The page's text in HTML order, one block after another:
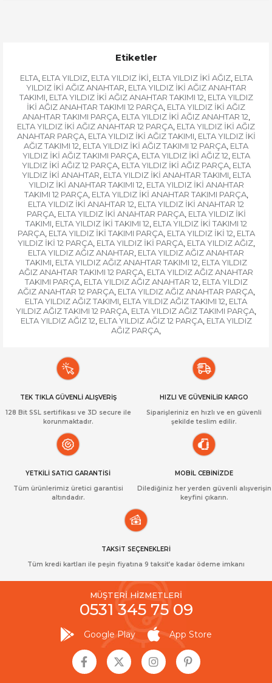
Etiketler
ELTA, ELTA YILDIZ, ELTA YILDIZ İKİ ELTA YILDIZ İKİ AĞIZ, ELTA
YILDIZ İKİ AĞIZ ANAHTAR ELTA YILDIZ İKİ AĞIZ ANAHTAR
TAKIMI ELTA YILDIZ İKİ AĞIZ ANAHTAR TAKIMI 12 ELTA YILDIZ
İKİ AĞIZ ANAHTAR TAKIMI 12 PARÇA ELTA YILDIZ İKİ AĞIZ
ANAHTAR TAKIMI PARÇA, ELTA YILDIZ İKİ AĞIZ ANAHTAR 12
ELTA YILDIZ İKİ AĞIZ ANAHTAR 12 PARÇA ELTA YILDIZ İKİ AĞIZ
ANAHTAR PARÇA, ELTA YILDIZ İKİ AĞIZ TAKIMI ELTA YILDIZ İKİ
AĞIZ TAKIMI 12 ELTA YILDIZ İKİ AĞIZ TAKIMI 12 PARÇA ELTA
YILDIZ İKİ AĞIZ TAKIMI PARÇA, ELTA YILDIZ İKİ AĞIZ 12 ELTA
YILDIZ İKİ AĞIZ 12 PARÇA, ELTA YILDIZ İKİ AĞIZ PARÇA, ELTA
YILDIZ İKİ ANAHTAR ELTA YILDIZ İKİ ANAHTAR TAKIMI ELTA
YILDIZ İKİ ANAHTAR TAKIMI 12 ELTA YILDIZ İKİ ANAHTAR
TAKIMI 12 PARÇA, ELTA YILDIZ İKİ ANAHTAR TAKIMI PARÇA,
ELTA YILDIZ İKİ ANAHTAR 12 ELTA YILDIZ İKİ ANAHTAR 12
PARÇA, ELTA YILDIZ İKİ ANAHTAR PARÇA, ELTA YILDIZ İKİ
TAKIMI ELTA YILDIZ İKİ TAKIMI 12 ELTA YILDIZ İKİ TAKIMI 12
PARÇA, ELTA YILDIZ İKİ TAKIMI PARÇA, ELTA YILDIZ İKİ 12 ELTA
YILDIZ İKİ 12 PARÇA, ELTA YILDIZ İKİ PARÇA, ELTA YILDIZ AĞIZ,
ELTA YILDIZ AĞIZ ANAHTAR ELTA YILDIZ AĞIZ ANAHTAR
TAKIMI ELTA YILDIZ AĞIZ ANAHTAR TAKIMI 12 ELTA YILDIZ
AĞIZ ANAHTAR TAKIMI 12 PARÇA ELTA YILDIZ AĞIZ ANAHTAR
TAKIMI PARÇA, ELTA YILDIZ AĞIZ ANAHTAR 12 ELTA YILDIZ
AĞIZ ANAHTAR 12 PARÇA, ELTA YILDIZ AĞIZ ANAHTAR PARÇA,
ELTA YILDIZ AĞIZ TAKIMI ELTA YILDIZ AĞIZ TAKIMI 12 ELTA
YILDIZ AĞIZ TAKIMI 12 PARÇA ELTA YILDIZ AĞIZ TAKIMI PARÇA
ELTA YILDIZ AĞIZ 12 ELTA YILDIZ AĞIZ 12 PARÇA, ELTA YILDIZ
AĞIZ PARÇA
TEK TIKLA GÜVENLİ ALIŞVERİŞ
128 Bit SSL sertifikası ve 3D secure ile
korunmaktadır.
HIZLI VE GÜVENİLİR KARGO
Siparişleriniz en hızlı ve en güvenli
şekilde teslim edilir.
YETKİLİ SATICI GARANTİSİ
Tüm ürünlerimiz üretici garantisi
altındadır.
MOBİL CEBİNİZDE
Dilediğiniz her yerden güvenli alışverişin
keyfini çıkarın.
TAKSİT SEÇENEKLERİ
Tüm kredi kartları ile peşin fiyatına 9 taksit’e kadar ödeme imkanı
MÜŞTERİ HİZMETLERİ
0531 345 75 09
Google Play App Store